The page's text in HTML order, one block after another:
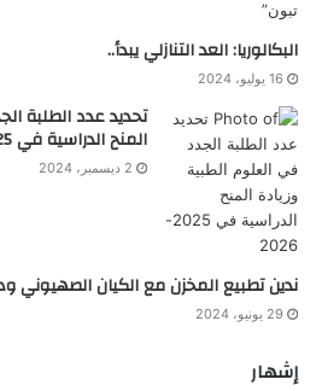
البكالوريا: العد التنازلي يبدأ..
16 يوليو، 2024
تحديد عدد الطلبة
المنح الدراسية في 2025-2026
2 ديسمبر، 2024
ندين تطبيع المخزن مع الكيان
29 يونيو، 2024
إشهار